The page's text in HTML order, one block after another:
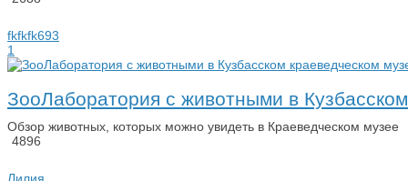
fkfkfk693
1
ЗооЛаборатория с животными в
Обзор животных, которых можно увидеть в Краеведческом музее
4896